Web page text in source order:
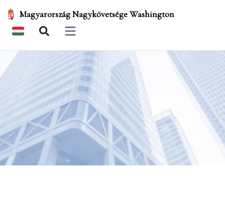
Magyarország Nagykövetsége Washington
Open main menu